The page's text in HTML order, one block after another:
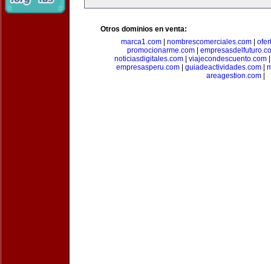
Otros dominios en venta:
marca1.com| nombrescomerciales.com|
promocionarme.com|
noticiasdigitales.com| viajecondescuento.com
empresasperu.com| guiadeactividades.com|
areagestion.com|